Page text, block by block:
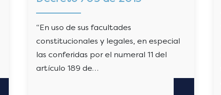
“En uso de sus facultades
constitucionales y legales, en especial
las conferidas por el numeral 11 del
artículo 189 de…